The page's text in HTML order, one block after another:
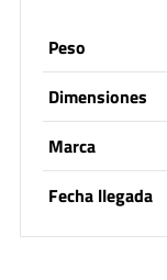
Peso
Dimensiones
Marca
Fecha llegada